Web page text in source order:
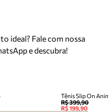
ideal? Fale com nossa
e descubra!
Tênis Slip On
R$ 399,90
R$ 199,90